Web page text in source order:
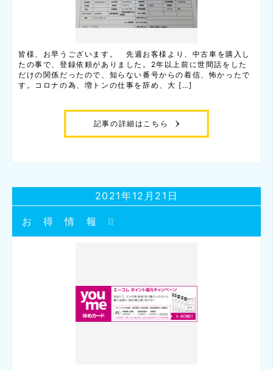
皆様、お早うございます。 先週お客様より、中古車を購入し
たの事で、登録依頼がありました。2年以上前に世間話をした
だけの関係だったので、知らない番号からの着信、怖かったで
す。コロナの為、増トンの仕事を辞め、大 […]
記事の詳細はこちら
お 得 情 報 ❕❕
2021年12月21日